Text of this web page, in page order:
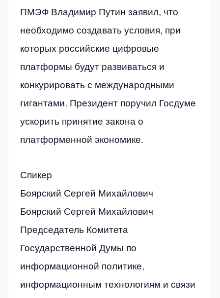
ПМЭФ Владимир Путин заявил, что
необходимо создавать условия, при
которых российские цифровые
платформы будут развиваться и
конкурировать с международными
гигантами. Президент поручил Госдуме
ускорить принятие закона о
платформенной экономике.
Спикер
Боярский Сергей Михайлович
Боярский Сергей Михайлович
Председатель Комитета
Государственной Думы по
информационной политике,
информационным технологиям и связи